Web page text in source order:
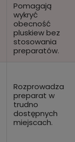
Pomagają
wykryć
obecność
pluskiew bez
stosowania
preparatów.
Rozprowadza
preparat w
trudno
dostępnych
miejscach.